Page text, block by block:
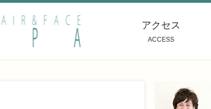
アクセス
ACCESS